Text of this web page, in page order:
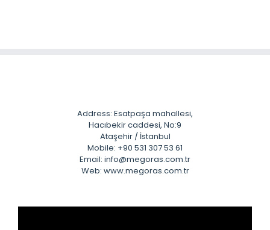
Address: Esatpaşa mahallesi,
Hacıbekir caddesi, No:9
Ataşehir / İstanbul
Mobile: +90 531 307 53 61
Email: info@megoras.com.tr
Web: www.megoras.com.tr